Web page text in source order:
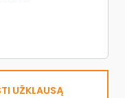
UŽKLAUSĄ